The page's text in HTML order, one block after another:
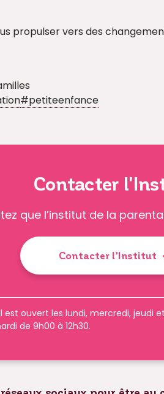
propulser vers des
#petiteenfance
Contacter
que l’institut de la
Contacter l’Institut
ouvert les lundi, mercredi, jeudi
de 9h00 à 12h30.